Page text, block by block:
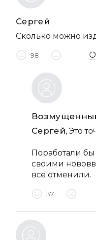
Сергей
Сколько можно
98
Сергей, Это
Поработали
своими
все отменили.
37